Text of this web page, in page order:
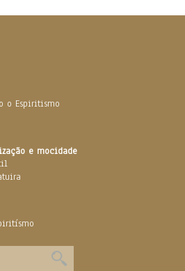
o Espiritismo
e mocidade